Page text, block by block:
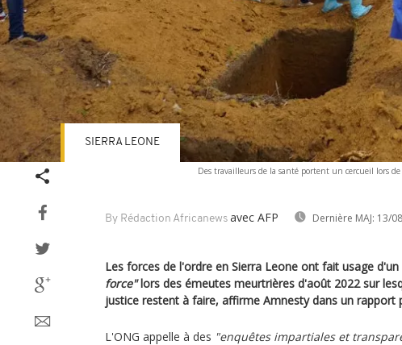
Des travailleurs de la santé portent un cercueil lors
By Rédaction Africanews avec AFP Dernière MAJ: 13/
SIERRA LEONE
Les forces de l'ordre en Sierra Leone ont fait usage d'un
force"lors des émeutes meurtrières d'août 2022 sur
justice restent à faire, affirme Amnesty dans un rapport
L'ONG appelle à des "enquêtes impartiales et